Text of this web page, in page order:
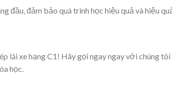
đầu, đảm bảo quá trình học hiệu quả và hiệu
lái xe hạng C1! Hãy gọi ngay ngay với chúng tôi
học.